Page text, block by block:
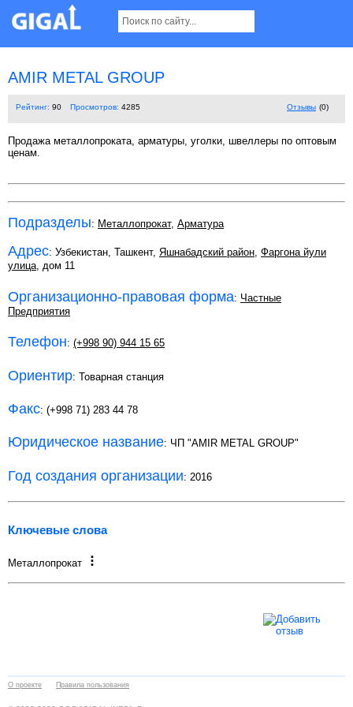
AMIR METAL GROUP
Рейтинг: 90 Просмотров: 4285 Отзывы (0)
Продажа металлопроката, арматуры, уголки, швеллеры по оптовым
ценам.
Подразделы: Металлопрокат, Арматура
Адрес: Узбекистан, Ташкент, Яшнабадский район, Фаргона йули
улица, дом 11
Организационно-правовая форма: Частные
Предприятия
Телефон: (+998 90) 944 15 65
Ориентир: Товарная станция
Факс: (+998 71) 283 44 78
Юридическое название: ЧП "AMIR METAL GROUP"
Год создания организации: 2016
Ключевые слова
Металлопрокат
О проекте Правила пользования